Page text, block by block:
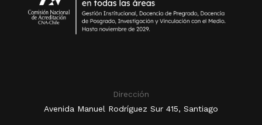
Dirección
Avenida Manuel Rodríguez Sur 415, Santiago